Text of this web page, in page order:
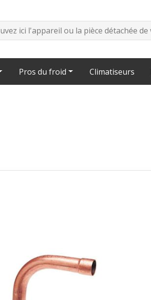
Pros du froid Climatiseurs